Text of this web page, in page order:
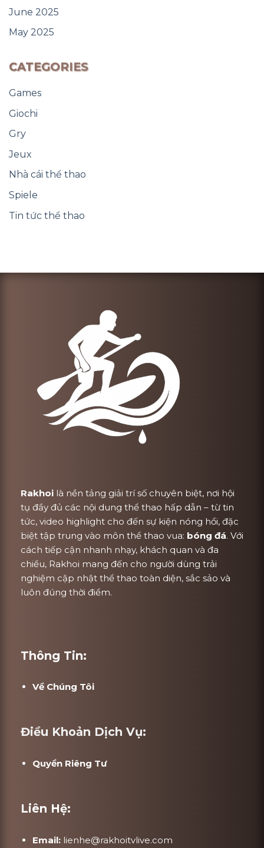
June 2025
May 2025
CATEGORIES
Games
Giochi
Gry
Jeux
Nhà cái thể thao
Spiele
Tin tức thể thao
Rakhoi là nền tảng giải trí số chuyên biệt, nơi hội
tụ đầy đủ các nội dung thể thao hấp dẫn – từ tin
tức, video highlight cho đến sự kiện nóng hổi, đặc
biệt tập trung vào môn thể thao vua: bóng đá. Với
cách tiếp cận nhanh nhạy, khách quan và đa
chiều, Rakhoi mang đến cho người dùng trải
nghiệm cập nhật thể thao toàn diện, sắc sảo và
luôn đúng thời điểm.
Thông Tin:
Về Chúng Tôi
Điều Khoản Dịch Vụ:
Quyền Riêng Tư
Liên Hệ:
Email: lienhe@rakhoitvlive.com